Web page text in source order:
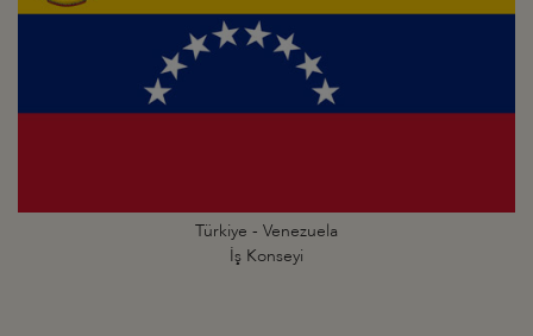
Türkiye - Venezuela
İş Konseyi